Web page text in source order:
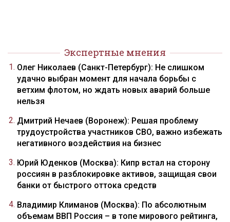
Экспертные мнения
Олег Николаев (Санкт-Петербург): Не слишком
удачно выбран момент для начала борьбы с
ветхим флотом, но ждать новых аварий больше
нельзя
Дмитрий Нечаев (Воронеж): Решая проблему
трудоустройства участников СВО, важно избежать
негативного воздействия на бизнес
Юрий Юденков (Москва): Кипр встал на сторону
россиян в разблокировке активов, защищая свои
банки от быстрого оттока средств
Владимир Климанов (Москва): По абсолютным
объемам ВВП Россия – в топе мирового рейтинга,